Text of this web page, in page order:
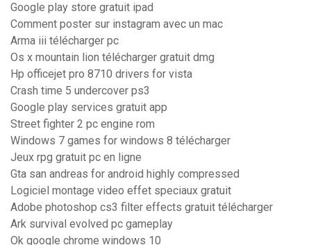
Google play store gratuit ipad
Comment poster sur instagram avec un mac
Arma iii télécharger pc
Os x mountain lion télécharger gratuit dmg
Hp officejet pro 8710 drivers for vista
Crash time 5 undercover ps3
Google play services gratuit app
Street fighter 2 pc engine rom
Windows 7 games for windows 8 télécharger
Jeux rpg gratuit pc en ligne
Gta san andreas for android highly compressed
Logiciel montage video effet speciaux gratuit
Adobe photoshop cs3 filter effects gratuit télécharger
Ark survival evolved pc gameplay
Ok google chrome windows 10